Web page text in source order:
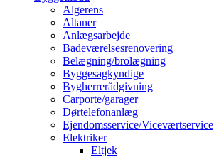
Algerens
Altaner
Anlægsarbejde
Badeværelsesrenovering
Belægning/brolægning
Byggesagkyndige
Bygherrerådgivning
Carporte/garager
Dørtelefonanlæg
Ejendomsservice/Viceværtservice
Elektriker
Eltjek